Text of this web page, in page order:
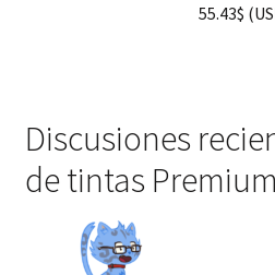
55.43$ (
Discusiones
de tintas Premium